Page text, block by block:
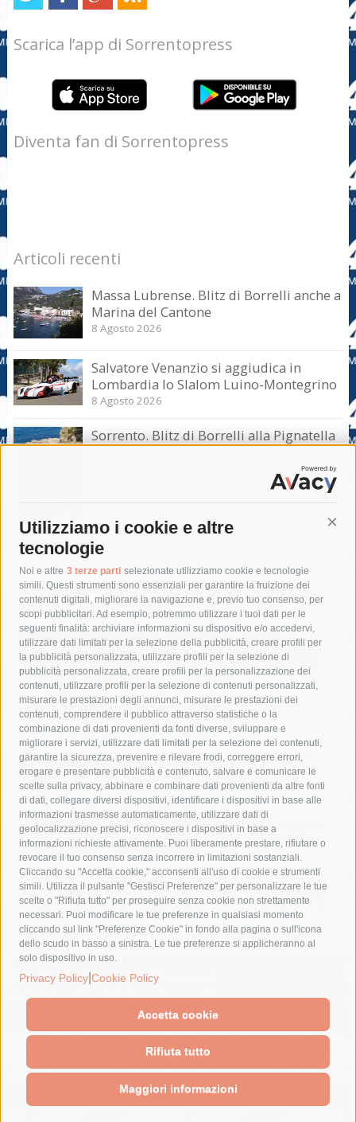
Utilizziamo i cookie e altre
tecnologie
Noi e altre 3 terze parti selezionate utilizziamo cookie e tecnologie
simili. Questi strumenti sono essenziali per garantire la fruizione dei
contenuti digitali, migliorare la navigazione e, previo tuo consenso, per
scopi pubblicitari. Ad esempio, potremmo utilizzare i tuoi dati per le
seguenti finalità: archiviare informazioni su dispositivo e/o accedervi,
utilizzare dati limitati per la selezione della pubblicità, creare profili per
la pubblicità personalizzata, utilizzare profili per la selezione di
pubblicità personalizzata, creare profili per la personalizzazione dei
contenuti, utilizzare profili per la selezione di contenuti personalizzati,
misurare le prestazioni degli annunci, misurare le prestazioni dei
contenuti, comprendere il pubblico attraverso statistiche o la
combinazione di dati provenienti da fonti diverse, sviluppare e
migliorare i servizi, utilizzare dati limitati per la selezione dei contenuti,
garantire la sicurezza, prevenire e rilevare frodi, correggere errori,
erogare e presentare pubblicità e contenuto, salvare e comunicare le
scelte sulla privacy, abbinare e combinare dati provenienti da altre fonti
di dati, collegare diversi dispositivi, identificare i dispositivi in base alle
informazioni trasmesse automaticamente, utilizzare dati di
geolocalizzazione precisi, riconoscere i dispositivi in base a
informazioni richieste attivamente. Puoi liberamente prestare, rifiutare o
revocare il tuo consenso senza incorrere in limitazioni sostanziali.
Cliccando su "Accetta cookie," acconsenti all'uso di cookie e strumenti
simili. Utilizza il pulsante "Gestisci Preferenze" per personalizzare le tue
scelte o "Rifiuta tutto" per proseguire senza cookie non strettamente
necessari. Puoi modificare le tue preferenze in qualsiasi momento
cliccando sul link "Preferenze Cookie" in fondo alla pagina o sull'icona
dello scudo in basso a sinistra. Le tue preferenze si applicheranno al
solo dispositivo in uso.
Privacy Policy Cookie Policy
Accetta cookie
Rifiuta tutto
Maggiori informazioni
Scarica l’app di Sorrentopress
Diventa fan di Sorrentopress
Articoli recenti
Massa Lubrense. Blitz di Borrelli anche a
Marina del Cantone
8 Agosto 2026
Salvatore Venanzio si aggiudica in
Lombardia lo Slalom Luino-Montegrino
8 Agosto 2026
Sorrento. Blitz di Borrelli alla Pignatella
– video –
Tag
acqua allerta meteo
anas
area marina protetta di punta campanella
arresto
Asl Napoli 3 sud
capitaneria di porto capri
carabinieri
castellammare di stabia
circumvesuviana
comune di sorrento
concerto
contagi
costiera amalfitana
covid-19 eav
elezioni
fondazione sorrento
gori guardia costiera
incidente
lavori
lorenzo balducelli mare
massa lubrense
massimo coppola
Meta napoli
ordinanza
penisola sorrentina
piano di sorrento
polizia municipale
protezione civile
Regione Campania
sant'agnello
sindaco cuomo
sorrento studenti temporali
treni
turismo
Vico Equense villa fiorentino vincenzo de luca
© 2015 SorrentoPress. All rights reserved.
Il giornale online della Penisola Sorrentina
Cookie Policy